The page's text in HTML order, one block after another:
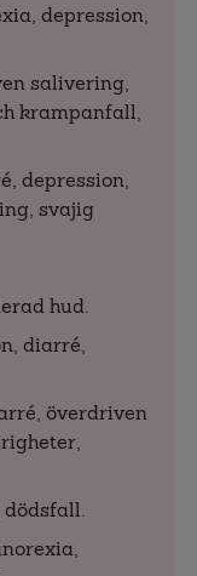
depression,
salivering,
krampanfall,
depression,
svajig
hud.
diarré,
överdriven